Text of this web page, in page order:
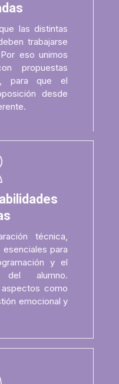
las distintas
trabajarse
eso unimos
propuestas
para que el
desde
técnica,
para
y el
del alumno.
como
emocional y